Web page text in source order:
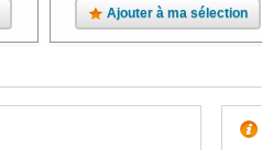
Ajouter à ma sélection